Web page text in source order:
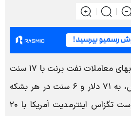
، بهای معاملات نفت برنت با ۱۷ سنت
معادل ۰.۲ درصد کاهش، به ۷۱ دلار و ۶ سنت در هر بشکه
رسید. بهای معاملات وست تگزاس اینترمدیت آمریکا با ۲۰